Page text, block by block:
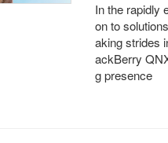
In the rapidly
on to
aking strides
ackBerry
g presence